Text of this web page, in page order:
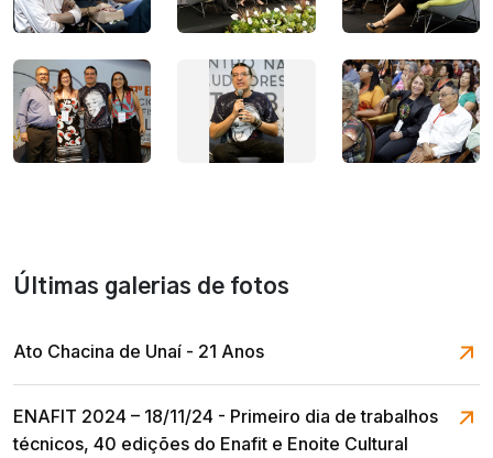
Últimas galerias de fotos
Ato Chacina de Unaí - 21 Anos
ENAFIT 2024 – 18/11/24 - Primeiro dia de trabalhos
técnicos, 40 edições do Enafit e Enoite Cultural